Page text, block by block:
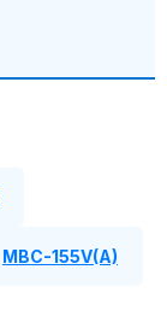
MBC-155V(A)